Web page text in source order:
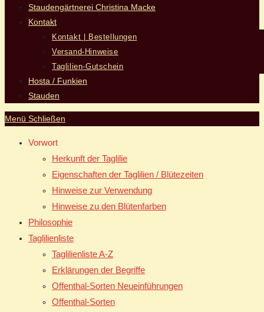
Staudengärtnerei Christina Macke
Kontakt
Kontakt | Bestellungen
Versand-Hinweise
Taglilien-Gutschein
Hosta / Funkien
Stauden
Menü Schließen
Vorwort
Herkunft der Taglilie
Eigenschaften der Taglilien / Blütezeiten
Hinweise zur Verwendung
Hinweise zu den Blütenfarben
Philosophie
Taglilienliste
Taglilienliste A-Z
Erklärungen der Begriffe
Offenthal-Sorten Neueinführungen
Offenthal-Sorten